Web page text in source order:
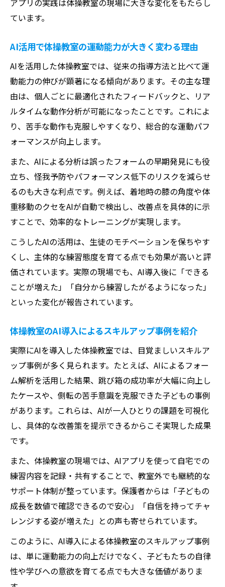
アプリの実践は体操教室の現場に大きな変化をもたらし
ています。
AI活用で体操教室の運動能力が大きく変わる理由
AIを活用した体操教室では、従来の指導方法と比べて運
動能力の伸びが顕著になる傾向があります。その主な理
由は、個人ごとに最適化されたフィードバックと、リア
ルタイムな動作分析が可能になったことです。これによ
り、苦手な動作も克服しやすくなり、総合的な運動パフ
ォーマンスが向上します。
また、AIによる分析は誤ったフォームの早期発見にも役
立ち、怪我予防やパフォーマンス低下のリスクを減らせ
るのも大きな利点です。例えば、着地時の膝の角度や体
重移動のクセをAIが自動で検出し、改善点を具体的に示
すことで、効率的なトレーニングが実現します。
こうしたAIの活用は、生徒のモチベーションを保ちやす
くし、主体的な練習態度を育てる点でも効果が高いと評
価されています。実際の現場でも、AI導入後に「できる
ことが増えた」「自分から練習したがるようになった」
といった変化が報告されています。
体操教室のAI導入によるスキルアップ事例を紹介
実際にAIを導入した体操教室では、目覚ましいスキルア
ップ事例が多く見られます。たとえば、AIによるフォー
ム解析を活用した結果、跳び箱の成功率が大幅に向上し
たケースや、側転の苦手意識を克服できた子どもの事例
があります。これらは、AIが一人ひとりの課題を可視化
し、具体的な改善策を提示できるからこそ実現した成果
です。
また、体操教室の現場では、AIアプリを使って自宅での
練習内容を記録・共有することで、教室外でも継続的な
サポート体制が整っています。保護者からは「子どもの
成長を数値で確認できるので安心」「自信を持ってチャ
レンジする姿が増えた」との声も寄せられています。
このように、AI導入による体操教室のスキルアップ事例
は、単に運動能力の向上だけでなく、子どもたちの自律
性や学びへの意欲を育てる点でも大きな価値がありま